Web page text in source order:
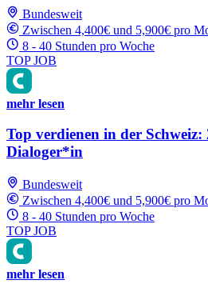
Bundesweit
Zwischen 4,400€ und 5,900€ pro
8 - 40 Stunden pro Woche
TOP JOB
mehr lesen
Top verdienen in der Schweiz:
Dialoger*in
Bundesweit
Zwischen 4,400€ und 5,900€ pro
8 - 40 Stunden pro Woche
TOP JOB
mehr lesen